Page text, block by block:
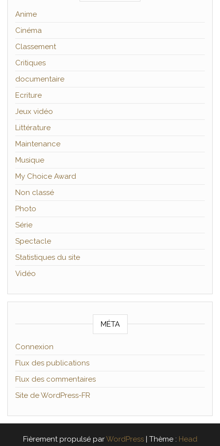
Anime
Cinéma
Classement
Critiques
documentaire
Ecriture
Jeux vidéo
Littérature
Maintenance
Musique
My Choice Award
Non classé
Photo
Série
Spectacle
Statistiques du site
Vidéo
MÉTA
Connexion
Flux des publications
Flux des commentaires
Site de WordPress-FR
Fièrement propulsé parWordPress | Thème : Head